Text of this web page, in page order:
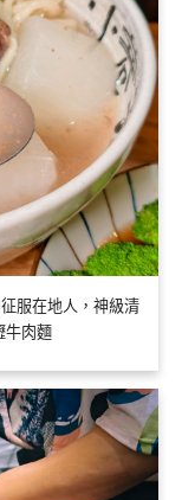
服在地人，神級清
牛肉麵